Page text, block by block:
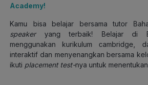
Academy!
Kamu bisa belajar bersama tutor
speaker yang terbaik! Belajar di
menggunakan kurikulum cambridge,
interaktif dan menyenangkan bersama
ikuti placement test-nya untuk